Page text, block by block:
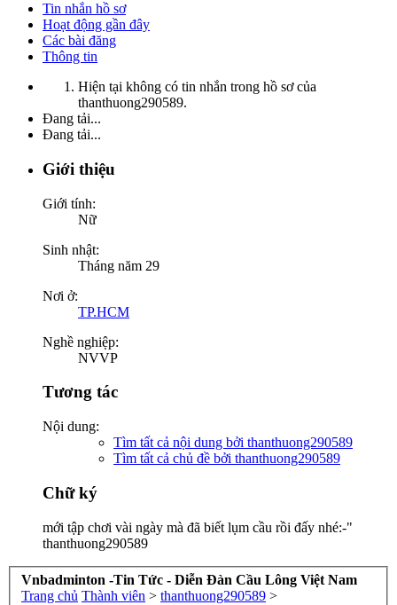
Tin nhắn hồ sơ
Hoạt động gần đây
Các bài đăng
Thông tin
Hiện tại không có tin nhắn trong hồ sơ của
thanthuong290589.
Đang tải...
Đang tải...
Giới thiệu
Giới tính:
Nữ
Sinh nhật:
Tháng năm 29
Nơi ở:
TP.HCM
Nghề nghiệp:
NVVP
Tương tác
Nội dung:
Tìm tất cả nội dung bởi thanthuong290589
Tìm tất cả chủ đề bởi thanthuong290589
Chữ ký
mới tập chơi vài ngày mà đã biết lụm cầu rồi đấy nhé:-"
thanthuong290589
Vnbadminton -Tin Tức - Diễn Đàn Cầu Lông Việt Nam
Trang chủ Thành viên > thanthuong290589 >